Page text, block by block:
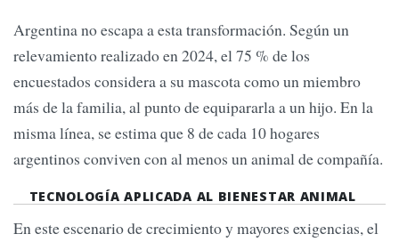
Argentina no escapa a esta transformación. Según un
relevamiento realizado en 2024, el 75 % de los
encuestados considera a su mascota como un miembro
más de la familia, al punto de equipararla a un hijo. En la
misma línea, se estima que 8 de cada 10 hogares
argentinos conviven con al menos un animal de compañía.
TECNOLOGÍA APLICADA AL BIENESTAR ANIMAL
En este escenario de crecimiento y mayores exigencias, el